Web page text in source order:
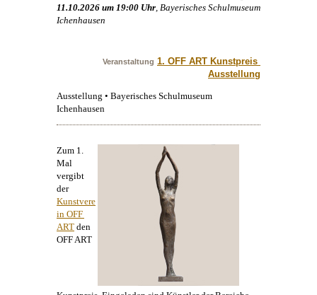
11.10.2026 um 19:00 Uhr , Bayerisches Schulmuseum
Ichenhausen
Veranstaltung 1. OFF ART Kunstpreis
Ausstellung
Ausstellung • Bayerisches Schulmuseum
Ichenhausen
Zum 1.
Mal
vergibt
der
Kunstvere
in OFF
ART den
OFF ART